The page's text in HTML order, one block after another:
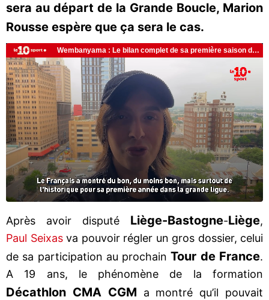
sera au départ de la Grande Boucle, Marion
Rousse espère que ça sera le cas.
Après avoir disputé Liège-Bastogne-Liège,
Paul Seixasva pouvoir régler un gros dossier, celui
de sa participation au prochainTour de France.
A 19 ans, le phénomène de la formation
Décathlon CMA CGM a montré qu’il pouvait